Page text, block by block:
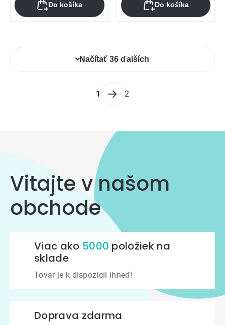
Do košíka Do košíka
Ovládacie
Načítať 36 ďalších
Stránkovanie
1 2
Vitajte v našom
obchode
Viac ako 5000 položiek na
sklade
Tovar je k dispozícii ihneď!
Doprava zdarma